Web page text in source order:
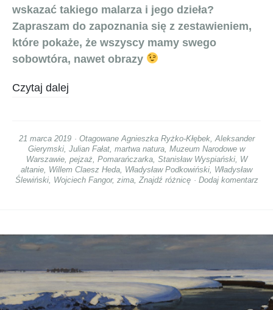
wskazać takiego malarza i jego dzieła?
Zapraszam do zapoznania się z zestawieniem,
które pokaże, że wszyscy mamy swego
sobowtóra, nawet obrazy
Czytaj dalej
21 marca 2019 Otagowane Agnieszka Ryżko-Kłębek, Aleksander
Gierymski Julian Fałat martwa natura Muzeum Narodowe w
Warszawie, pejzaż, Pomarańczarka, Stanisław Wyspiański, W
altanie Willem Claesz Heda Władysław Podkowiński Władysław
Ślewiński, Wojciech Fangor, zima, Znajdź różnicę Dodaj komentarz